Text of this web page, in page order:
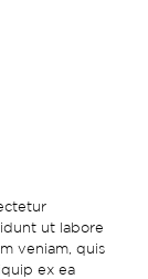
ut labore
veniam, quis
ex ea